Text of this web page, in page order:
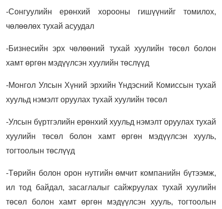
-Сонгуулийн ерөнхий хорооны гишүүнийг томилох,
чөлөөлөх тухай асуудал
-Бизнесийн эрх чөлөөний тухай хуулийн төсөл болон
хамт өргөн мэдүүлсэн хуулийн төслүүд
-Монгол Улсын Хүний эрхийн Үндэсний Комиссын тухай
хуульд нэмэлт оруулах тухай хуулийн төсөл
-Улсын бүртгэлийн ерөнхий хуульд нэмэлт оруулах тухай
хуулийн төсөл болон хамт өргөн мэдүүлсэн хууль,
тогтоолын төслүүд
-Төрийн болон орон нутгийн өмчит компанийн бүтээмж,
ил тод байдал, засаглалыг сайжруулах тухай хуулийн
төсөл болон хамт өргөн мэдүүлсэн хууль, тогтоолын